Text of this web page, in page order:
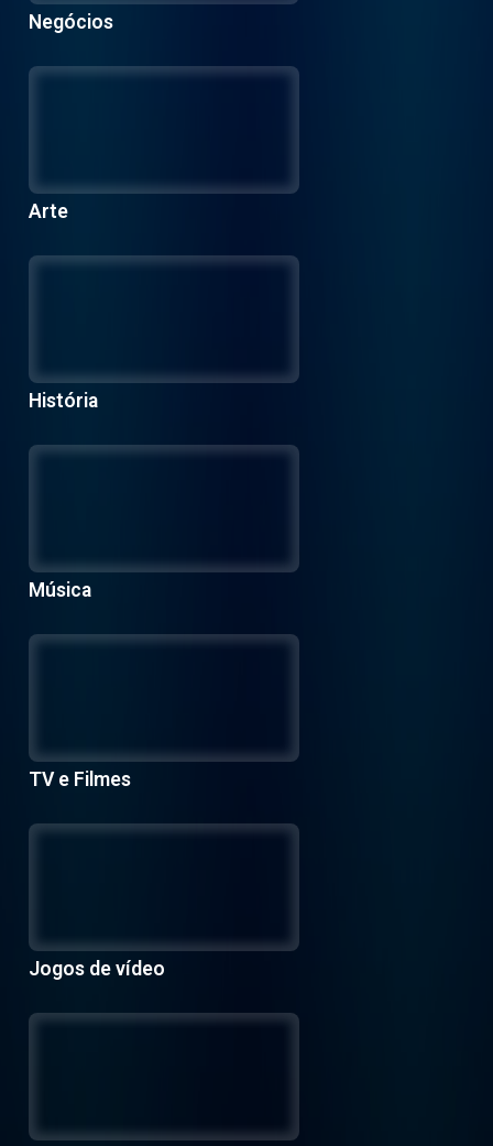
Negócios
Arte
História
Música
TV e Filmes
Jogos de vídeo